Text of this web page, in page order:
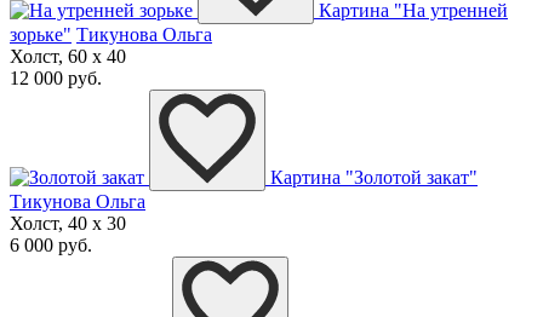
Картина "На утренней
зорьке" Тикунова Ольга
Холст, 60 x 40
12 000 руб.
Картина "Золотой закат"
Тикунова Ольга
Холст, 40 x 30
6 000 руб.